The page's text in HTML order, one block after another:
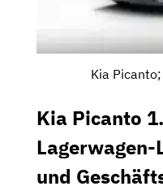
Kia
Kia Picanto
und